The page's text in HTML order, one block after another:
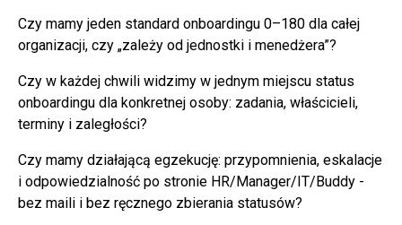
Czy mamy jeden standard onboardingu 0–180 dla całej
organizacji, czy „zależy od jednostki i menedżera”?
Czy w każdej chwili widzimy w jednym miejscu status
onboardingu dla konkretnej osoby: zadania, właścicieli,
terminy i zaległości?
Czy mamy działającą egzekucję: przypomnienia, eskalacje
i odpowiedzialność po stronie HR/Manager/IT/Buddy -
bez maili i bez ręcznego zbierania statusów?